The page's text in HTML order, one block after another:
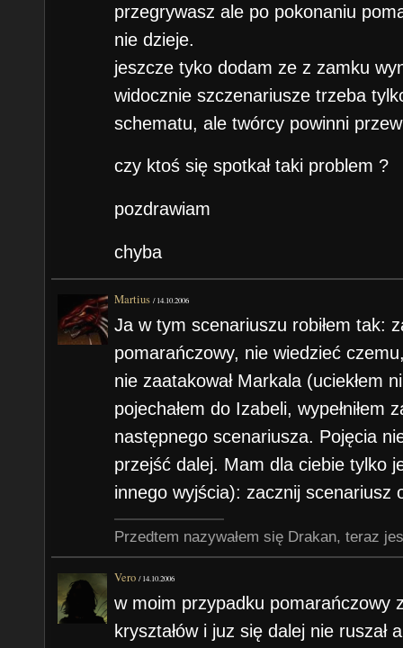
przegrywasz ale po pokonaniu
nie dzieje.
jeszcze tyko dodam ze z zamku
widocznie szczenariusze trzeba
schematu, ale twórcy powinni
czy ktoś się spotkał taki problem ?
pozdrawiam
chyba
Martius /14.10.2006
Ja w tym scenariuszu robiłem tak:
pomarańczowy, nie wiedzieć
nie zaatakował Markala (uciekłem
pojechałem do Izabeli, wypełniłem
następnego scenariusza. Pojęcia
przejść dalej. Mam dla ciebie tylko
innego wyjścia): zacznij scenariusz
Przedtem nazywałem się Drakan, teraz
Vero /14.10.2006
w moim przypadku pomarańczowy
kryształów i juz się dalej nie